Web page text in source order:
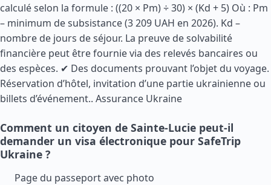
calculé selon la formule : ((20 × Pm) ÷ 30) × (Kd + 5) Où : Pm
– minimum de subsistance (3 209 UAH en 2026). Kd –
nombre de jours de séjour. La preuve de solvabilité
financière peut être fournie via des relevés bancaires ou
des espèces. ✔ Des documents prouvant l’objet du voyage.
Réservation d’hôtel, invitation d’une partie ukrainienne ou
billets d’événement.. Assurance Ukraine
Comment un citoyen de Sainte-Lucie peut-il
demander un visa électronique pour SafeTrip
Ukraine ?
Page du passeport avec photo